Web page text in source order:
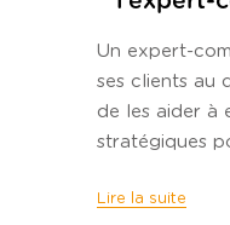
Un expert-
ses clients au
de les aider à
stratégiques
Lire la suite